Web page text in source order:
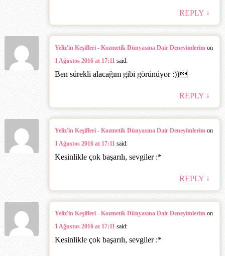
REPLY ↓
Yeliz'in Keşifleri - Kozmetik Dünyasına Dair Deneyimlerim on
1 Ağustos 2016 at 17:11 said:
Ben sürekli alacağım gibi görünüyor :))‎
REPLY ↓
Yeliz'in Keşifleri - Kozmetik Dünyasına Dair Deneyimlerim on
1 Ağustos 2016 at 17:11 said:
Kesinlikle çok başarılı, sevgiler :*
REPLY ↓
Yeliz'in Keşifleri - Kozmetik Dünyasına Dair Deneyimlerim on
1 Ağustos 2016 at 17:11 said:
Kesinlikle çok başarılı, sevgiler :*